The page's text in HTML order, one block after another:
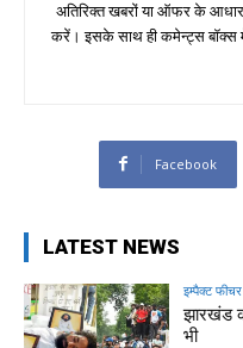
अतिरिक्त खबरों या ऑफर के
करें। इसके साथ ही कमेन्ट्स बॉक्स में
Facebook
LATEST NEWS
इम्पैक्ट फीचर
झारखंड
भी